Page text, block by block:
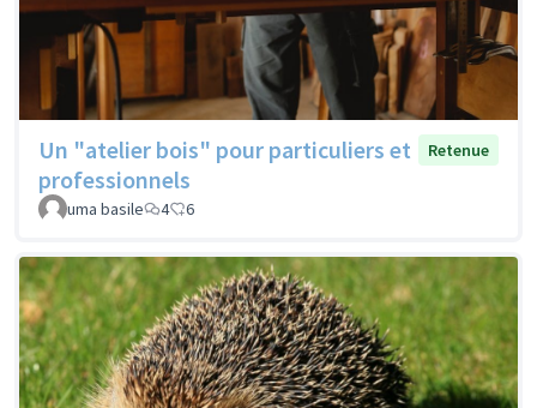
Un "atelier bois" pour particuliers et
professionnels
Retenue
uma basile 4 6